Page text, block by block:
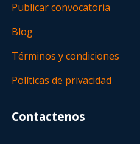
Publicar convocatoria
Blog
Términos y condiciones
Políticas de privacidad
Contactenos